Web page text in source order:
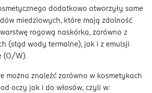
dodatkowo otworzyły same
miedziowych, które mają zdolność
rogową naskórka, zarówno z
(stąd wody termalne), jak i z emulsji
(O/W).
można znaleźć zarówno w kosmetykach
oczy jak i do włosów, czyli w: